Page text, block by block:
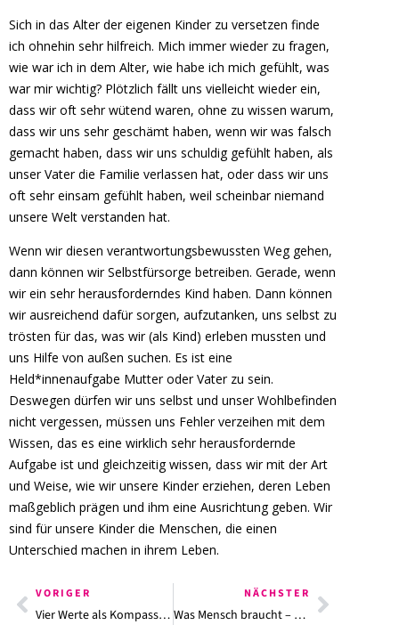
Sich in das Alter der eigenen Kinder zu versetzen finde
ich ohnehin sehr hilfreich. Mich immer wieder zu fragen,
wie war ich in dem Alter, wie habe ich mich gefühlt, was
war mir wichtig? Plötzlich fällt uns vielleicht wieder ein,
dass wir oft sehr wütend waren, ohne zu wissen warum,
dass wir uns sehr geschämt haben, wenn wir was falsch
gemacht haben, dass wir uns schuldig gefühlt haben, als
unser Vater die Familie verlassen hat, oder dass wir uns
oft sehr einsam gefühlt haben, weil scheinbar niemand
unsere Welt verstanden hat.
Wenn wir diesen verantwortungsbewussten Weg gehen,
dann können wir Selbstfürsorge betreiben. Gerade, wenn
wir ein sehr herausforderndes Kind haben. Dann können
wir ausreichend dafür sorgen, aufzutanken, uns selbst zu
trösten für das, was wir (als Kind) erleben mussten und
uns Hilfe von außen suchen. Es ist eine
Held*innenaufgabe Mutter oder Vater zu sein.
Deswegen dürfen wir uns selbst und unser Wohlbefinden
nicht vergessen, müssen uns Fehler verzeihen mit dem
Wissen, das es eine wirklich sehr herausfordernde
Aufgabe ist und gleichzeitig wissen, dass wir mit der Art
und Weise, wie wir unsere Kinder erziehen, deren Leben
maßgeblich prägen und ihm eine Ausrichtung geben. Wir
sind für unsere Kinder die Menschen, die einen
Unterschied machen in ihrem Leben.
VORIGER
Vier Werte als Kompass für unser Familienleben
NÄCHSTER
Was Mensch braucht – wie unsere Kinder Selbstwert erlangen